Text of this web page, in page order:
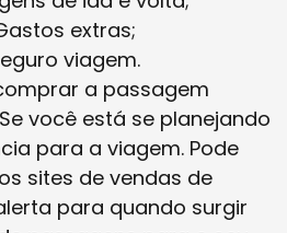
extras;
viagem.
a passagem
você está se planejando
para a viagem. Pode
sites de vendas de
para quando surgir